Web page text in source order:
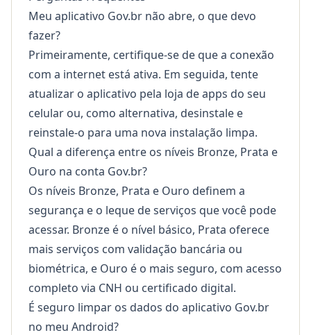
Meu aplicativo Gov.br não abre, o que devo
fazer?
Primeiramente, certifique-se de que a conexão
com a internet está ativa. Em seguida, tente
atualizar o aplicativo pela loja de apps do seu
celular ou, como alternativa, desinstale e
reinstale-o para uma nova instalação limpa.
Qual a diferença entre os níveis Bronze, Prata e
Ouro na conta Gov.br?
Os níveis Bronze, Prata e Ouro definem a
segurança e o leque de serviços que você pode
acessar. Bronze é o nível básico, Prata oferece
mais serviços com validação bancária ou
biométrica, e Ouro é o mais seguro, com acesso
completo via CNH ou certificado digital.
É seguro limpar os dados do aplicativo Gov.br
no meu Android?